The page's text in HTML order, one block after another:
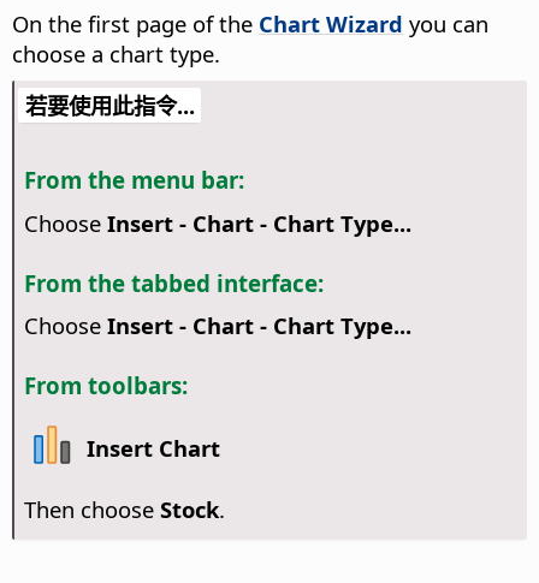
On the first page of the Chart Wizard you can
choose a chart type.
若要使用此指令...
From the menu bar:
Choose Insert - Chart - Chart Type...
From the tabbed interface:
Choose Insert - Chart - Chart Type...
From toolbars:
Insert Chart
Then choose Stock.